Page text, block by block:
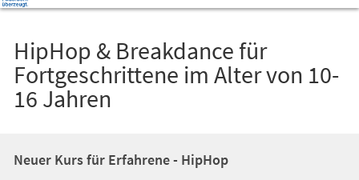
HipHop & Breakdance für
Fortgeschrittene im Alter von 10-
16 Jahren
Neuer Kurs für Erfahrene - HipHop